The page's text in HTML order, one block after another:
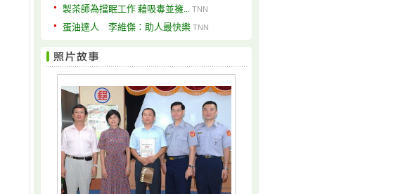
製茶師為擋眠工作 藉吸毒並擁... TNN
蛋油達人 李維傑：助人最快樂 TNN